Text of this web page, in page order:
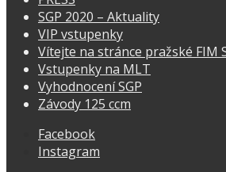
SGP 2020 – Aktuality
VIP vstupenky
Vítejte na stránce pražské FIM
Vstupenky na MLT
Vyhodnocení SGP
Závody 125 ccm
Facebook
Instagram